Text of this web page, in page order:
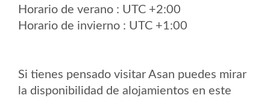
Horario de verano : UTC +2:00
Horario de invierno : UTC +1:00
Si tienes pensado visitar Asan puedes mirar
la disponibilidad de alojamientos en este